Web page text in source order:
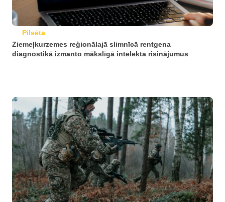
Pilsēta
Ziemeļkurzemes reģionālajā slimnīcā rentgena
diagnostikā izmanto mākslīgā intelekta risinājumus